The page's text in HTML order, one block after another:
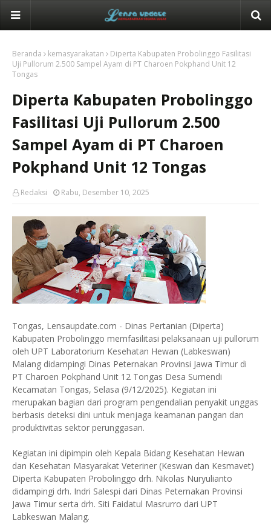
Beranda kemasyarakatan
Diperta Kabupaten Probolinggo Fasilitasi
Uji Pullorum 2.500 Sampel Ayam di PT Charoen Pokphand Unit 12
Tongas
Diperta Kabupaten Probolinggo
Fasilitasi Uji Pullorum 2.500
Sampel Ayam di PT Charoen
Pokphand Unit 12 Tongas
Redaksi Rabu, Desember 10, 2025
Tongas, Lensaupdate.com - Dinas Pertanian (Diperta)
Kabupaten Probolinggo memfasilitasi pelaksanaan uji pullorum
oleh UPT Laboratorium Kesehatan Hewan (Labkeswan)
Malang didampingi Dinas Peternakan Provinsi Jawa Timur di
PT Charoen Pokphand Unit 12 Tongas Desa Sumendi
Kecamatan Tongas, Selasa (9/12/2025). Kegiatan ini
merupakan bagian dari program pengendalian penyakit unggas
berbasis deteksi dini untuk menjaga keamanan pangan dan
produktivitas sektor perunggasan.
Kegiatan ini dipimpin oleh Kepala Bidang Kesehatan Hewan
dan Kesehatan Masyarakat Veteriner (Keswan dan Kesmavet)
Diperta Kabupaten Probolinggo drh. Nikolas Nuryulianto
didampingi drh. Indri Salespi dari Dinas Peternakan Provinsi
Jawa Timur serta drh. Siti Faidatul Masrurro dari UPT
Labkeswan Malang.